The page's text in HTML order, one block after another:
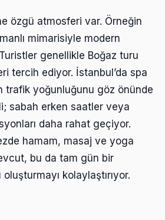
özgü atmosferi var. Örneğin
mimarisiyle modern
genellikle Boğaz turu
tercih ediyor. İstanbul’da spa
trafik yoğunluğunu göz önünde
sabah erken saatler veya
daha rahat geçiyor.
hamam, masaj ve yoga
bu da tam gün bir
kolaylaştırıyor.